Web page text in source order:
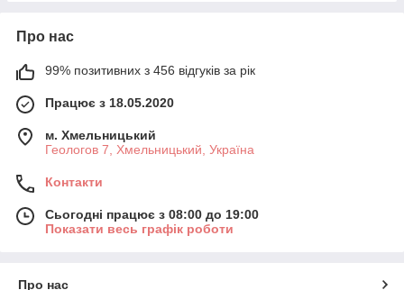
Про нас
99% позитивних з 456 відгуків за рік
Працює з 18.05.2020
м. Хмельницький
Геологов 7, Хмельницький, Україна
Контакти
Сьогодні працює з 08:00 до 19:00
Показати весь графік роботи
Про нас